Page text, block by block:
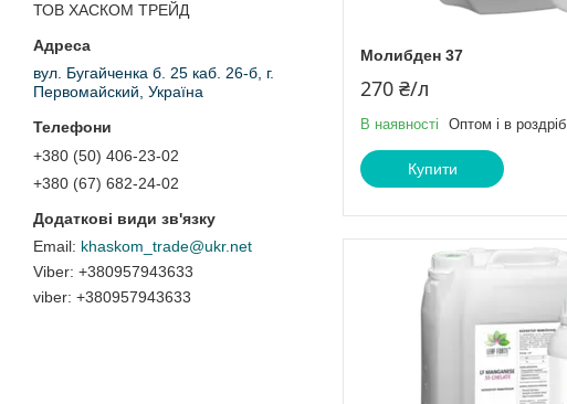
ТОВ ХАСКОМ ТРЕЙД
вул. Бугайченка б. 25 каб. 26-б, г.
Первомайский, Україна
+380 (50) 406-23-02
+380 (67) 682-24-02
khaskom_trade@ukr.net
+380957943633
viber +380957943633
Молибден 37
270 ₴/л
В наявності Оптом і в роздріб
Купити